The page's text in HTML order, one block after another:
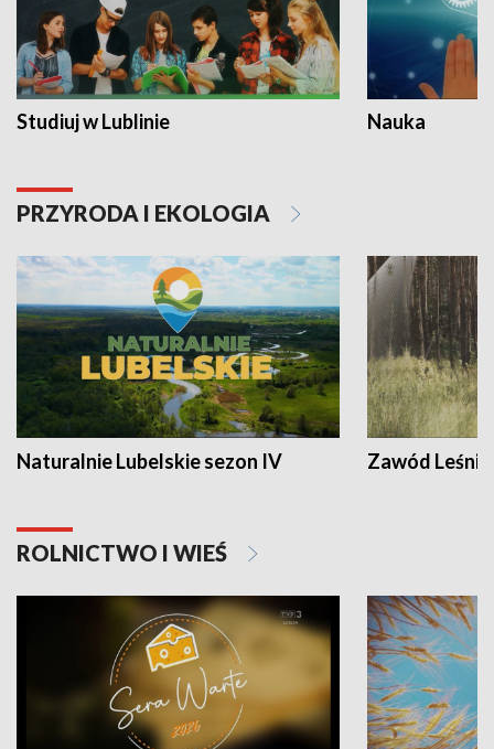
Studiuj w Lublinie Nauka
PRZYRODA I EKOLOGIA
Naturalnie Lubelskie sezon IV Zawód Leśnik
ROLNICTWO I WIEŚ